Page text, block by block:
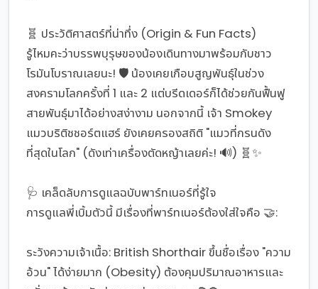
🧬 ประวัติศาสตร์ที่น่าทึ่ง (Origin & Fun Facts)
รู้ไหมคะว่าบรรพบุรุษของน้องเดินทางมาพร้อมกับชาว
โรมันโบราณเลยนะ! 🛡️ น้องเคยเกือบสูญพันธุ์ในช่วง
สงครามโลกครั้งที่ 1 และ 2 แต่บรีดเดอร์ก็ได้ช่วยกันฟื้นฟู
สายพันธุ์มาได้อย่างสง่างาม นอกจากนี้ เจ้า Smokey
แมวบริติชชอร์ตแฮร์ ยังเคยครองสถิติ "แมวที่กรนดัง
ที่สุดในโลก" (ดังเท่าเครื่องตัดหญ้าเลยค่ะ! 🔊) 🧬✨
🩺 เคล็ดลับการดูแลฉบับพาร์ทเนอร์ที่รู้ใจ
การดูแลพี่เบิ้มตัวนี้ มีเรื่องที่พาร์ทเนอร์ต้องใส่ใจคือ 🤝:
ระวังความเจ้าเนื้อ: British Shorthair ขึ้นชื่อเรื่อง "ความ
อ้วน" ได้ง่ายมาก (Obesity) ต้องคุมปริมาณอาหารและ